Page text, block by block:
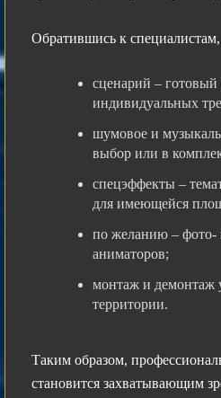
Обратившись к
сценарий –
индивидуальных
шумовое и
выбор или в
спецэффекты –
для имеющейся
по желанию – фото-
аниматоров;
монтаж и демонтаж
территории.
Таким образом,
становится захватывающим